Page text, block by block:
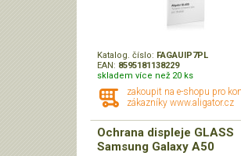
Katalog. číslo: FAGAUIP7PL
EAN: 8595181138229
skladem více než 20 ks
zakoupit na e-shopu pro
zákazníky www.aligator.cz
Ochrana displeje GLASS
Samsung Galaxy A50